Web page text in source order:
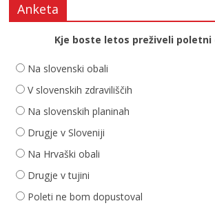
Anketa
Kje boste letos preživeli poletni
Na slovenski obali
V slovenskih zdraviliščih
Na slovenskih planinah
Drugje v Sloveniji
Na Hrvaški obali
Drugje v tujini
Poleti ne bom dopustoval